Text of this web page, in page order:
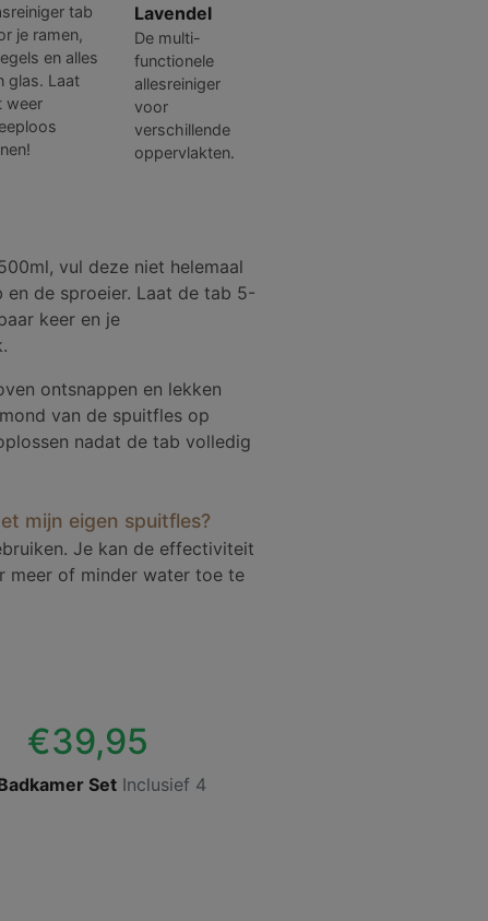
tab
je ramen,
en alles
glas. Laat
weer
Lavendel
De multi-
functionele
allesreiniger
voor
verschillende
oppervlakten.
vul deze niet helemaal
de sproeier. Laat de tab 5-
keer en je
ontsnappen en lekken
van de spuitfles op
nadat de tab volledig
mijn eigen spuitfles?
Je kan de effectiviteit
meer of minder water toe te
€39,95
Set Inclusief 4